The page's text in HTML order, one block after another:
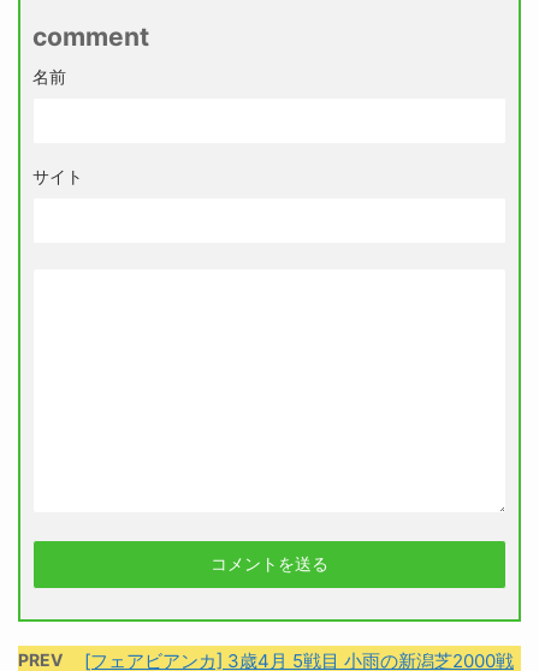
comment
名前
サイト
PREV
[フェアビアンカ] 3歳4月 5戦目 小雨の新潟芝2000戦